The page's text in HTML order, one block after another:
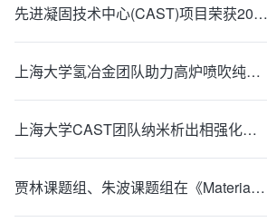
先进凝固技术中心(CAST)项目荣获2023年浙江省科技进步二等奖
上海大学氢冶金团队助力高炉喷吹纯氢低碳炼铁技术进入工业化应用阶段
上海大学CAST团队纳米析出相强化中碳CrMo铸钢最新研究成果在《Wear》发表
贾林课题组、朱波课题组在《Materials Today Bio》上发表最新成果